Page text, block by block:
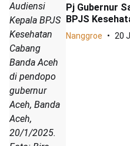
Audiensi
Kepala BPJS
Kesehatan
Cabang
Banda Aceh
di pendopo
gubernur
Aceh, Banda
Aceh,
20/1/2025.
Pj Gubernur
BPJS
Nanggroe 20